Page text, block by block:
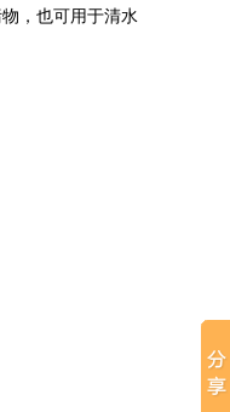
，也可用于清水